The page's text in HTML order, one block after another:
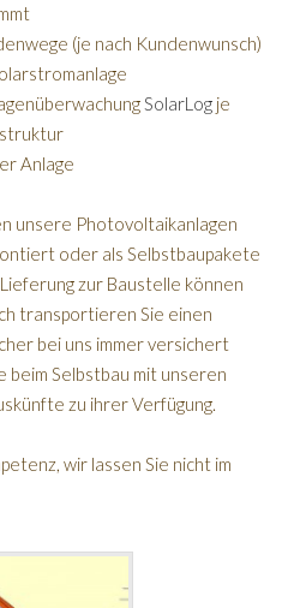
(je nach Kundenwunsch)
SolarLog je
Anlage
unsere Photovoltaikanlagen
oder als Selbstbaupakete
zur Baustelle können
transportieren Sie einen
bei uns immer versichert
Selbstbau mit unseren
zu ihrer Verfügung.
wir lassen Sie nicht im